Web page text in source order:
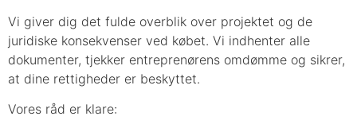
Vi giver dig det fulde overblik over projektet og de
juridiske konsekvenser ved købet. Vi indhenter alle
dokumenter, tjekker entreprenørens omdømme og sikrer,
at dine rettigheder er beskyttet.
Vores råd er klare: